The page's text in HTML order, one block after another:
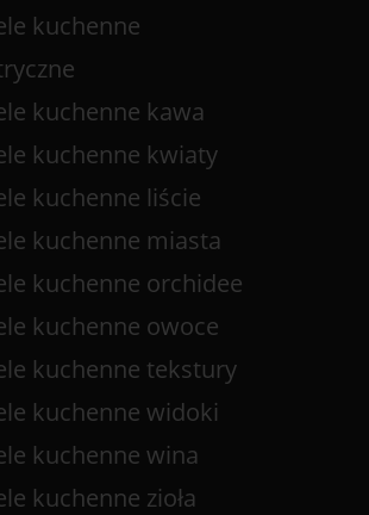
kuchenne
kuchenne kawa
kuchenne kwiaty
kuchenne liście
kuchenne miasta
kuchenne orchidee
kuchenne owoce
kuchenne tekstury
kuchenne widoki
kuchenne wina
kuchenne zioła